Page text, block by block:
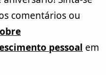
comentários ou
pessoal em